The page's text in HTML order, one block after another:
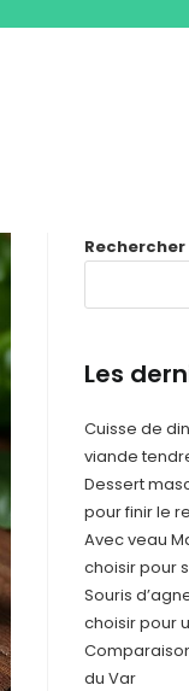
Rechercher
Les
Cuisse de
viande
Dessert
pour finir le
Avec veau
choisir pour
Souris
choisir pour
du Var